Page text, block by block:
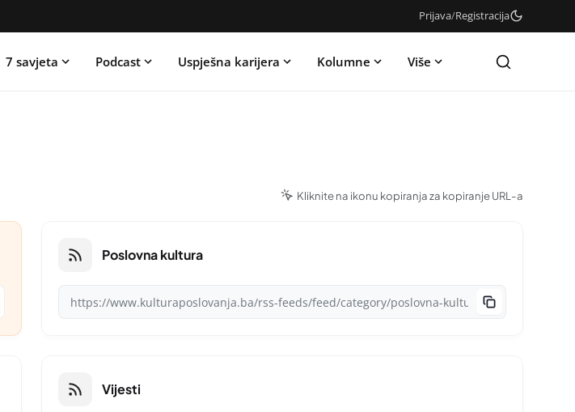
Prijava/Registracija
7 savjeta Podcast Uspješna karijera Kolumne Više
Kliknite na ikonu kopiranja za kopiranje URL-a
Poslovna kultura
Vijesti